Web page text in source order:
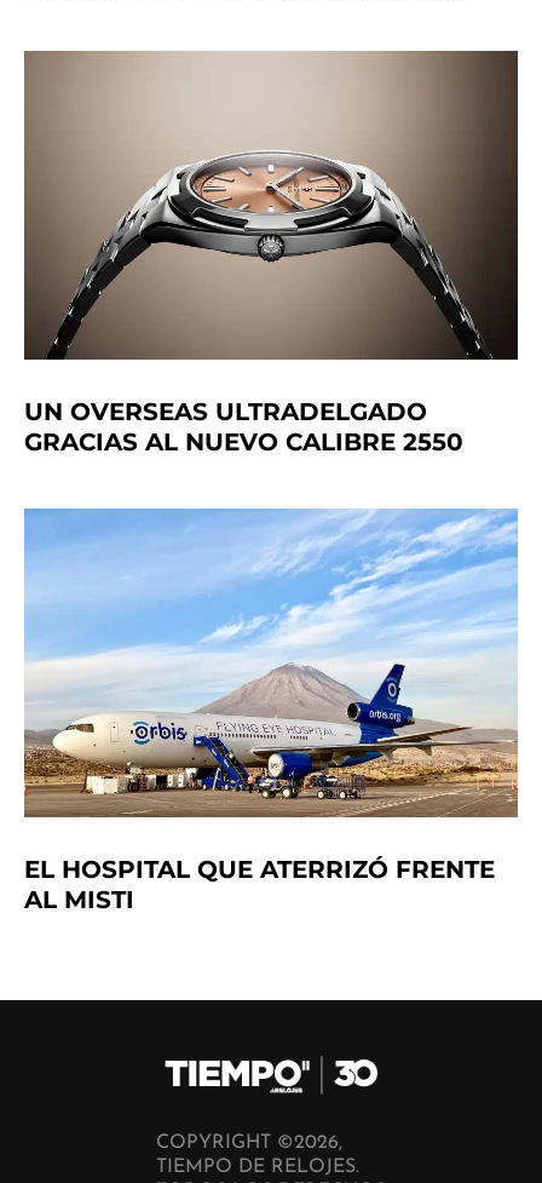
UN OVERSEAS ULTRADELGADO
GRACIAS AL NUEVO CALIBRE 2550
EL HOSPITAL QUE ATERRIZÓ FRENTE
AL MISTI
COPYRIGHT ©2026,
TIEMPO DE RELOJES.